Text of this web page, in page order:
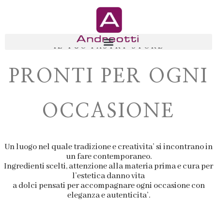
IL TUO PASTRY STORE
PRONTI PER OGNI
OCCASIONE
Un luogo nel quale tradizione e creativita’ si incontrano in
un fare contemporaneo.
Ingredienti scelti, attenzione alla materia prima e cura per
l’estetica danno vita
a dolci pensati per accompagnare ogni occasione con
eleganza e autenticita’.